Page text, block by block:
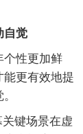
觉
性更加鲜
能更有效地提
键场景在虚